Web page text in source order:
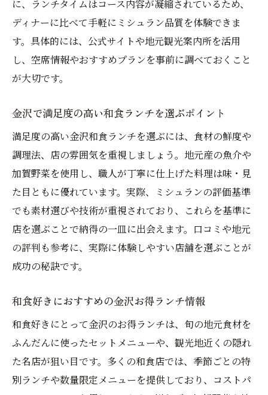
に、ランチタイムはコース内容が凝縮されているため、
ディナーに比べて手軽にミシュラン品質を体験できま
す。具体的には、公式サイトや地元観光案内所を活用
し、空席情報やおすすめプランを事前に調べておくこと
が大切です。
金沢で満足度の高い和食ランチを選ぶポイント
満足度の高い金沢和食ランチを選ぶには、食材の鮮度や
調理法、店の雰囲気を重視しましょう。地元産の魚介や
加賀野菜を使用し、職人が丁寧に仕上げた料理は味・見
た目ともに優れています。実際、ミシュランの評価基準
でも素材選びや技術が重視されており、これらを基準に
店を選ぶことで納得の一皿に出会えます。口コミや地元
の評判も参考に、実際に体験しやすい店舗を選ぶことが
成功の秘訣です。
和食好きにおすすめの金沢お得ランチ情報
和食好きにとって金沢のお得ランチは、旬の地元食材を
ふんだんに使ったセットメニューや、観光地近くの隠れ
た名店が狙い目です。多くの和食店では、季節ごとの特
別ランチや数量限定メニューを提供しており、コストパ